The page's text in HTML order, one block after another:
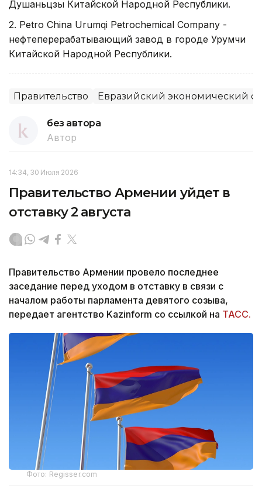
Душаньцзы Китайской Народной Республики.
2. Petro China Urumqi Petrochemical Company -
нефтеперерабатывающий завод в городе Урумчи
Китайской Народной Республики.
Правительство Евразийский экономический
без автора
Автор
14:34, 30 Июля 2026
Правительство Армении уйдет в
отставку 2 августа
Правительство Армении провело последнее
заседание перед уходом в отставку в связи с
началом работы парламента девятого созыва,
передает агентство Kazinform со ссылкой на ТАСС.
Фото: Regisser.com